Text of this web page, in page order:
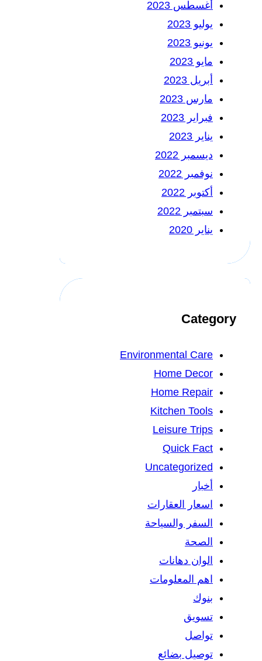
أغسطس 2023
يوليو 2023
يونيو 2023
مايو 2023
أبريل 2023
مارس 2023
فبراير 2023
يناير 2023
ديسمبر 2022
نوفمبر 2022
أكتوبر 2022
سبتمبر 2022
يناير 2020
Category
Environmental Care
Home Decor
Home Repair
Kitchen Tools
Leisure Trips
Quick Fact
Uncategorized
أخبار
اسعار العقارات
السفر والسياحة
الصحة
الوان دهانات
اهم المعلومات
بنوك
تسويق
تواصل
توصيل بضائع